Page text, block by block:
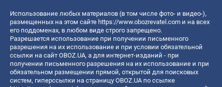
Использование любых материалов (в том числе фото- и видео-),
размещенных на этом сайте https://www.obozrevatel.com и на всех
его поддоменах, в любом виде строго запрещено.
Разрешается использование при получении письменного
разрешения на их использование и при условии обязательной
ссылки на сайт OBOZ.UA, а для интернет-изданий - при
получении письменного разрешения на их использование и при
обязательном размещении прямой, открытой для поисковых
систем, гиперссылки на страницу OBOZ.UA по ссылке